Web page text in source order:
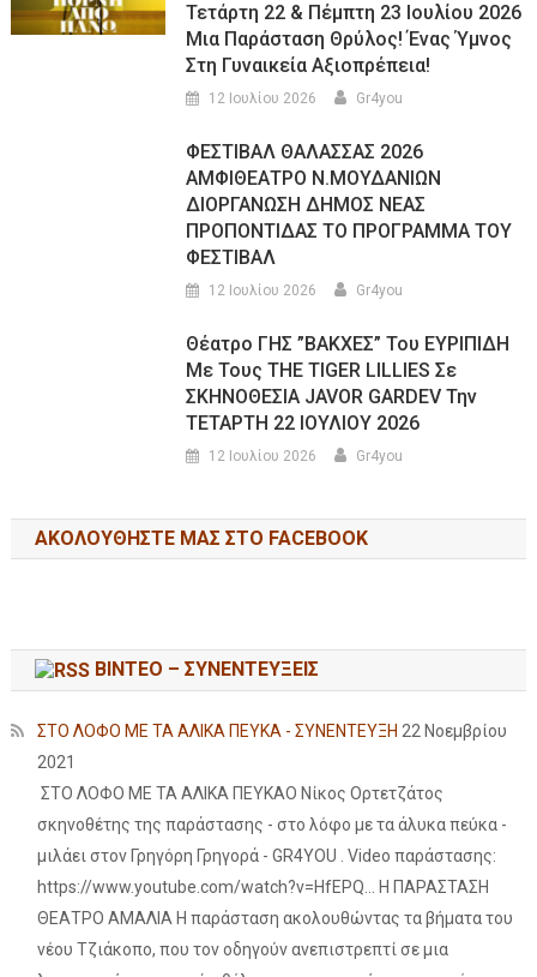
Τετάρτη 22 & Πέμπτη 23 Ιουλίου 2026
Μια Παράσταση Θρύλος! Ένας Ύμνος
Στη Γυναικεία Αξιοπρέπεια!
12 Ιουλίου 2026 Gr4you
ΦΕΣΤΙΒΑΛ ΘΑΛΑΣΣΑΣ 2026
ΑΜΦΙΘΕΑΤΡΟ Ν.ΜΟΥΔΑΝΙΩΝ
ΔΙΟΡΓΑΝΩΣΗ ΔΗΜΟΣ ΝΕΑΣ
ΠΡΟΠΟΝΤΙΔΑΣ ΤΟ ΠΡΟΓΡΑΜΜΑ ΤΟΥ
ΦΕΣΤΙΒΑΛ
12 Ιουλίου 2026 Gr4you
Θέατρο ΓΗΣ ”ΒΑΚΧΕΣ” Του ΕΥΡΙΠΙΔΗ
Με Τους THE TIGER LILLIES Σε
ΣΚΗΝΟΘΕΣΙΑ JAVOR GARDEV Την
ΤΕΤΑΡΤΗ 22 ΙΟΥΛΙΟΥ 2026
12 Ιουλίου 2026 Gr4you
ΑΚΟΛΟΥΘΉΣΤΕ ΜΑΣ ΣΤΟ FACEBOOK
ΒΙΝΤΕΟ – ΣΥΝΕΝΤΕΥΞΕΙΣ
ΣΤΟ ΛΟΦΟ ΜΕ ΤΑ ΑΛΙΚΑ ΠΕΥΚΑ - ΣΥΝΕΝΤΕΥΞΗ 22 Νοεμβρίου
2021
ΣΤΟ ΛΟΦΟ ΜΕ ΤΑ ΑΛΙΚΑ ΠΕΥΚΑΟ Νίκος Ορτετζάτος
σκηνοθέτης της παράστασης - στο λόφο με τα άλυκα πεύκα -
μιλάει στον Γρηγόρη Γρηγορά - GR4YOU . Video παράστασης:
https://www.youtube.com/watch?v=HfEPQ... Η ΠΑΡΑΣΤΑΣΗ
ΘΕΑΤΡΟ ΑΜΑΛΙΑ Η παράσταση ακολουθώντας τα βήματα του
νέου Τζιάκοπο, που τον οδηγούν ανεπιστρεπτί σε μια